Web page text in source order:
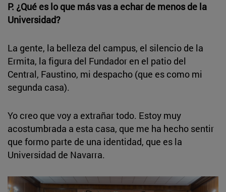
P. ¿Qué es lo que más vas a echar de menos de la
Universidad?
La gente, la belleza del campus, el silencio de la
Ermita, la figura del Fundador en el patio del
Central, Faustino, mi despacho (que es como mi
segunda casa).
Yo creo que voy a extrañar todo. Estoy muy
acostumbrada a esta casa, que me ha hecho sentir
que formo parte de una identidad, que es la
Universidad de Navarra.